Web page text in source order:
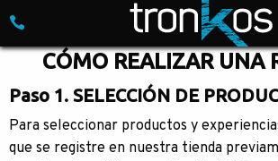
Skip to contentEmpresa especializada en
CÓMO REALIZAR UNA
Paso 1. SELECCIÓN DE
Para seleccionar productos y
que se registre en nuestra tienda